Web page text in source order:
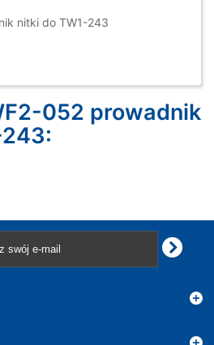
nitki do TW1-243
052 prowadnik